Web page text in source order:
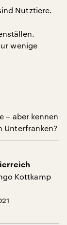
Nutztiere.
wenige
– aber kennen
Unterfranken?
Kottkamp